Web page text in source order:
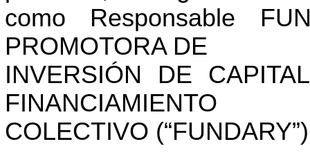
como Responsable
PROMOTORA DE
INVERSIÓN DE
FINANCIAMIENTO
COLECTIVO